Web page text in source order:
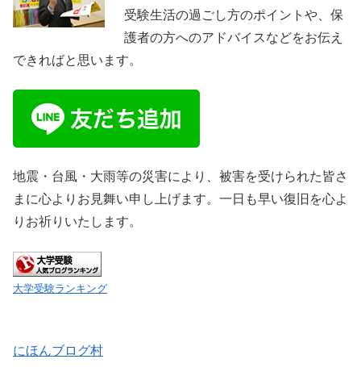
受験生活の過ごし方のポイントや、保
護者の方へのアドバイスなどをお伝え
できればと思います。
地震・台風・大雨等の災害により、被害を受けられた皆さ
まに心よりお見舞い申し上げます。一日も早い復旧を心よ
りお祈りいたします。
大学受験ランキング
にほんブログ村